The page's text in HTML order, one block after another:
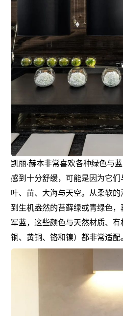
凯丽·赫本非常喜欢各种绿色与
感到十分舒缓，可能是因为它
叶、苗、大海与天空。从柔软的
到生机盎然的苔藓绿或青绿色
军蓝，这些颜色与天然材质、
铜、黄铜、铬和镍）都非常适配